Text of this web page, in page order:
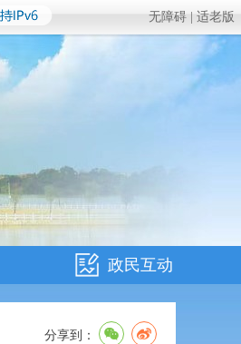
无障碍 | 适老版
政民互动
分享到：